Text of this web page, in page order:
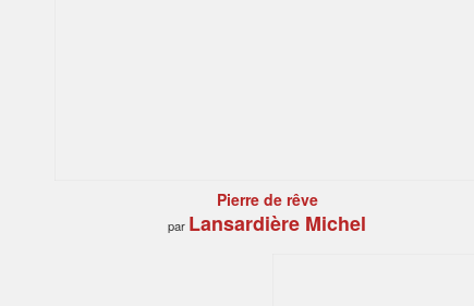
Pierre de rêve
par Lansardière Michel